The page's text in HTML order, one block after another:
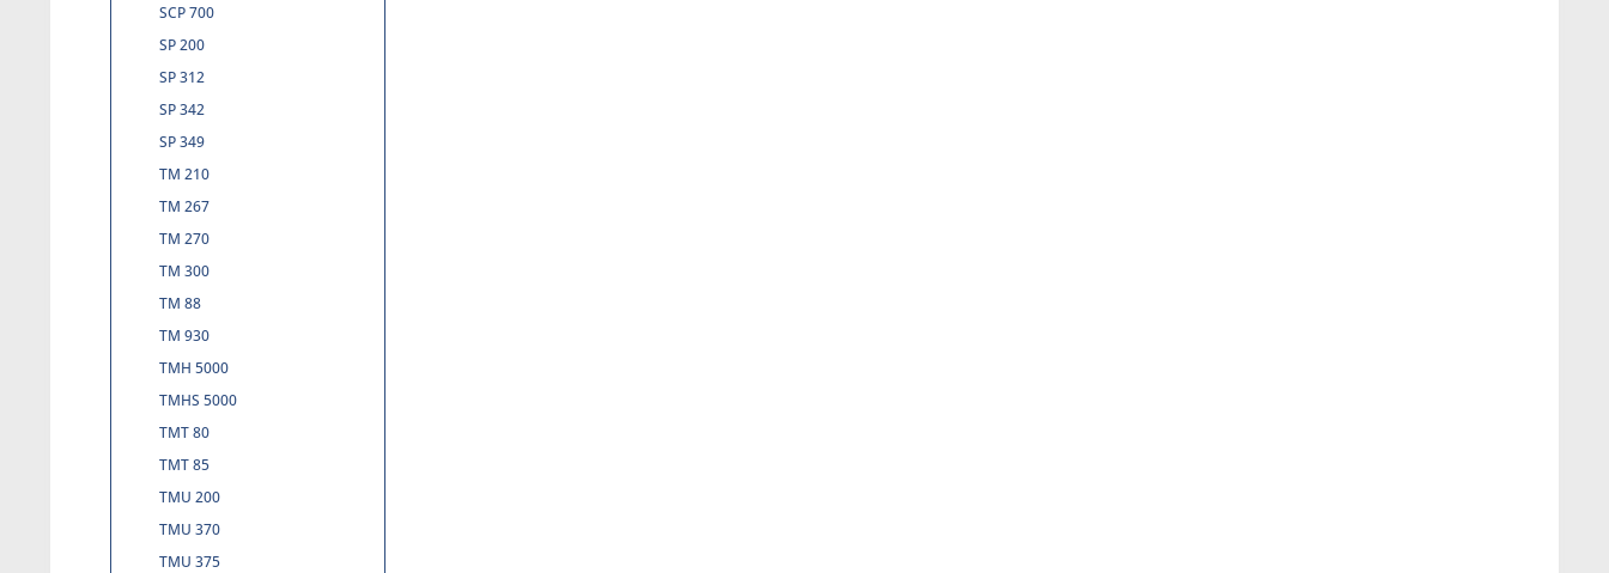
SCP 700
SP 200
SP 312
SP 342
SP 349
TM 210
TM 267
TM 270
TM 300
TM 88
TM 930
TMH 5000
TMHS 5000
TMT 80
TMT 85
TMU 200
TMU 370
TMU 375